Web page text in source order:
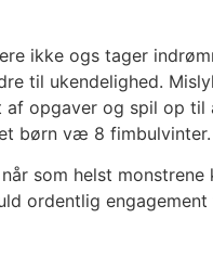
ikke ogs tager
til ukendelighed.
opgaver og spil op til
børn væ 8 fimbulvinter.
som helst monstrene
ordentlig